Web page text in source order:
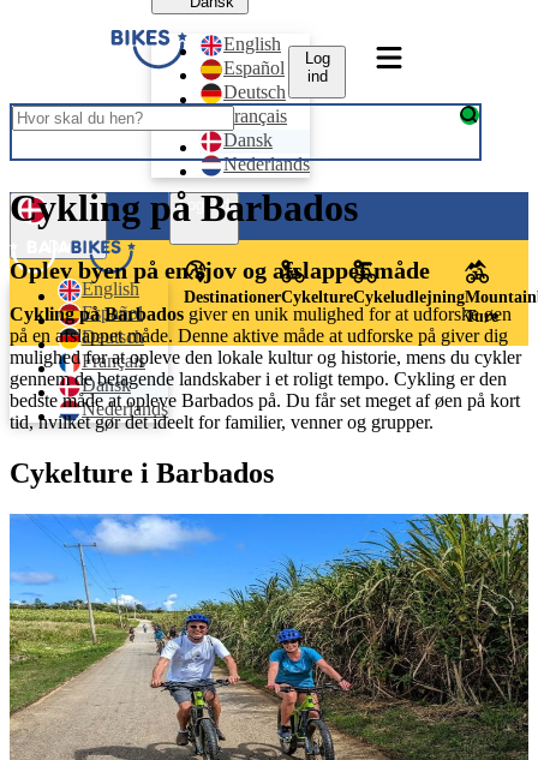
English
Español
Deutsch
Français
Dansk
Nederlands
Log
ind
Dansk
English
Español
Deutsch
Français
Dansk
Nederlands
Log ind
DestinationerCykeltureCykeludlejning
Ture
Cykling på Barbados
Oplev byen på en sjov og afslappet måde
Cykling på Barbados giver en unik mulighed for at udforske øen
på en afslappet måde. Denne aktive måde at udforske på giver dig
mulighed for at opleve den lokale kultur og historie, mens du cykler
gennem de betagende landskaber i et roligt tempo. Cykling er den
bedste måde at opleve Barbados på. Du får set meget af øen på kort
tid, hvilket gør det ideelt for familier, venner og grupper.
Cykelture i Barbados